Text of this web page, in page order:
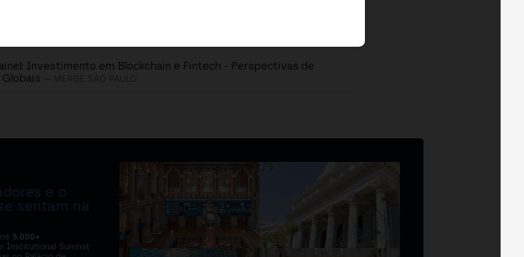
Investimento em Blockchain e Fintech - Perspectivas de
e o
sentam na
5.000+
Institutional Summit